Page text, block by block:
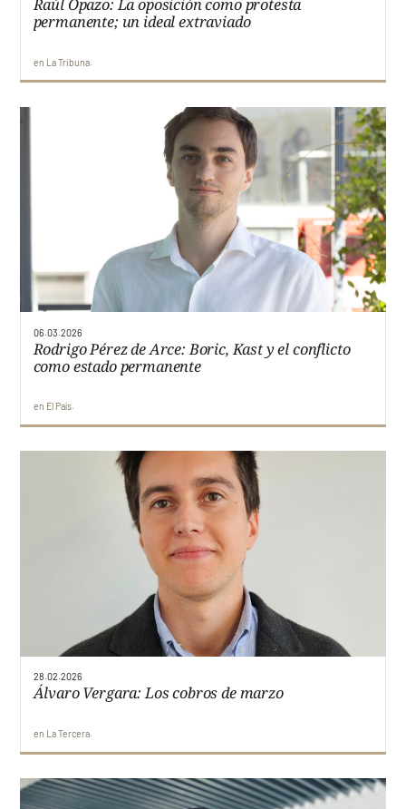
permanente; un ideal extraviado
en La Tribuna
06.03.2026
Rodrigo Pérez de Arce: Boric, Kast y el conflicto
como estado permanente
en El País
28.02.2026
Álvaro Vergara: Los cobros de marzo
en La Tercera